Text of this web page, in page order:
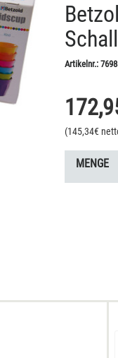
Artikelnr.:
(145,34€
MENGE